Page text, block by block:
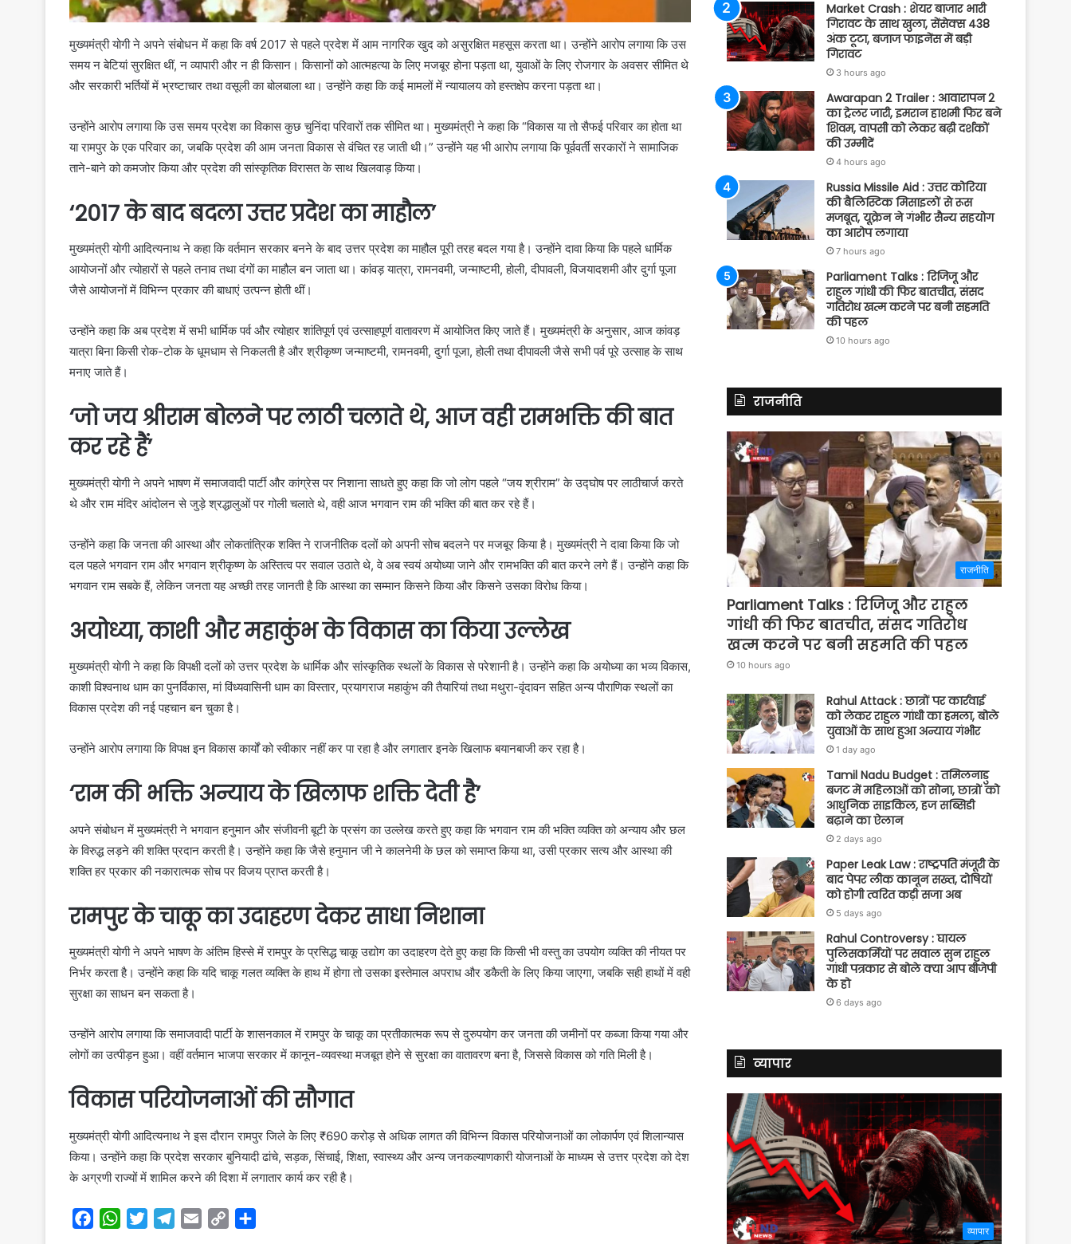
मुख्यमंत्री योगी ने अपने संबोधन में कहा कि वर्ष 2017 से पहले प्रदेश में आम नागरिक खुद को असुरक्षित महसूस करता था। उन्होंने आरोप लगाया कि उस
समय न बेटियां सुरक्षित थीं, न व्यापारी और न ही किसान। किसानों को आत्महत्या के लिए मजबूर होना पड़ता था, युवाओं के लिए रोजगार के अवसर सीमित थे
और सरकारी भर्तियों में भ्रष्टाचार तथा वसूली का बोलबाला था। उन्होंने कहा कि कई मामलों में न्यायालय को हस्तक्षेप करना पड़ता था।
उन्होंने आरोप लगाया कि उस समय प्रदेश का विकास कुछ चुनिंदा परिवारों तक सीमित था। मुख्यमंत्री ने कहा कि “विकास या तो सैफई परिवार का होता था
या रामपुर के एक परिवार का, जबकि प्रदेश की आम जनता विकास से वंचित रह जाती थी।” उन्होंने यह भी आरोप लगाया कि पूर्ववर्ती सरकारों ने सामाजिक
ताने-बाने को कमजोर किया और प्रदेश की सांस्कृतिक विरासत के साथ खिलवाड़ किया।
‘2017 के बाद बदला उत्तर प्रदेश का माहौल’
मुख्यमंत्री योगी आदित्यनाथ ने कहा कि वर्तमान सरकार बनने के बाद उत्तर प्रदेश का माहौल पूरी तरह बदल गया है। उन्होंने दावा किया कि पहले धार्मिक
आयोजनों और त्योहारों से पहले तनाव तथा दंगों का माहौल बन जाता था। कांवड़ यात्रा, रामनवमी, जन्माष्टमी, होली, दीपावली, विजयादशमी और दुर्गा पूजा
जैसे आयोजनों में विभिन्न प्रकार की बाधाएं उत्पन्न होती थीं।
उन्होंने कहा कि अब प्रदेश में सभी धार्मिक पर्व और त्योहार शांतिपूर्ण एवं उत्साहपूर्ण वातावरण में आयोजित किए जाते हैं। मुख्यमंत्री के अनुसार, आज कांवड़
यात्रा बिना किसी रोक-टोक के धूमधाम से निकलती है और श्रीकृष्ण जन्माष्टमी, रामनवमी, दुर्गा पूजा, होली तथा दीपावली जैसे सभी पर्व पूरे उत्साह के साथ
मनाए जाते हैं।
‘जो जय श्रीराम बोलने पर लाठी चलाते थे, आज वही रामभक्ति की बात
कर रहे हैं’
मुख्यमंत्री योगी ने अपने भाषण में समाजवादी पार्टी और कांग्रेस पर निशाना साधते हुए कहा कि जो लोग पहले “जय श्रीराम” के उद्घोष पर लाठीचार्ज करते
थे और राम मंदिर आंदोलन से जुड़े श्रद्धालुओं पर गोली चलाते थे, वही आज भगवान राम की भक्ति की बात कर रहे हैं।
उन्होंने कहा कि जनता की आस्था और लोकतांत्रिक शक्ति ने राजनीतिक दलों को अपनी सोच बदलने पर मजबूर किया है। मुख्यमंत्री ने दावा किया कि जो
दल पहले भगवान राम और भगवान श्रीकृष्ण के अस्तित्व पर सवाल उठाते थे, वे अब स्वयं अयोध्या जाने और रामभक्ति की बात करने लगे हैं। उन्होंने कहा कि
भगवान राम सबके हैं, लेकिन जनता यह अच्छी तरह जानती है कि आस्था का सम्मान किसने किया और किसने उसका विरोध किया।
अयोध्या, काशी और महाकुंभ के विकास का किया उल्लेख
मुख्यमंत्री योगी ने कहा कि विपक्षी दलों को उत्तर प्रदेश के धार्मिक और सांस्कृतिक स्थलों के विकास से परेशानी है। उन्होंने कहा कि अयोध्या का भव्य विकास,
काशी विश्वनाथ धाम का पुनर्विकास, मां विंध्यवासिनी धाम का विस्तार, प्रयागराज महाकुंभ की तैयारियां तथा मथुरा-वृंदावन सहित अन्य पौराणिक स्थलों का
विकास प्रदेश की नई पहचान बन चुका है।
उन्होंने आरोप लगाया कि विपक्ष इन विकास कार्यों को स्वीकार नहीं कर पा रहा है और लगातार इनके खिलाफ बयानबाजी कर रहा है।
‘राम की भक्ति अन्याय के खिलाफ शक्ति देती है’
अपने संबोधन में मुख्यमंत्री ने भगवान हनुमान और संजीवनी बूटी के प्रसंग का उल्लेख करते हुए कहा कि भगवान राम की भक्ति व्यक्ति को अन्याय और छल
के विरुद्ध लड़ने की शक्ति प्रदान करती है। उन्होंने कहा कि जैसे हनुमान जी ने कालनेमी के छल को समाप्त किया था, उसी प्रकार सत्य और आस्था की
शक्ति हर प्रकार की नकारात्मक सोच पर विजय प्राप्त करती है।
रामपुर के चाकू का उदाहरण देकर साधा निशाना
मुख्यमंत्री योगी ने अपने भाषण के अंतिम हिस्से में रामपुर के प्रसिद्ध चाकू उद्योग का उदाहरण देते हुए कहा कि किसी भी वस्तु का उपयोग व्यक्ति की नीयत पर
निर्भर करता है। उन्होंने कहा कि यदि चाकू गलत व्यक्ति के हाथ में होगा तो उसका इस्तेमाल अपराध और डकैती के लिए किया जाएगा, जबकि सही हाथों में वही
सुरक्षा का साधन बन सकता है।
उन्होंने आरोप लगाया कि समाजवादी पार्टी के शासनकाल में रामपुर के चाकू का प्रतीकात्मक रूप से दुरुपयोग कर जनता की जमीनों पर कब्जा किया गया और
लोगों का उत्पीड़न हुआ। वहीं वर्तमान भाजपा सरकार में कानून-व्यवस्था मजबूत होने से सुरक्षा का वातावरण बना है, जिससे विकास को गति मिली है।
विकास परियोजनाओं की सौगात
मुख्यमंत्री योगी आदित्यनाथ ने इस दौरान रामपुर जिले के लिए ₹690 करोड़ से अधिक लागत की विभिन्न विकास परियोजनाओं का लोकार्पण एवं शिलान्यास
किया। उन्होंने कहा कि प्रदेश सरकार बुनियादी ढांचे, सड़क, सिंचाई, शिक्षा, स्वास्थ्य और अन्य जनकल्याणकारी योजनाओं के माध्यम से उत्तर प्रदेश को देश
के अग्रणी राज्यों में शामिल करने की दिशा में लगातार कार्य कर रही है।
W
Market Crash : शेयर बाजार भारी
गिरावट के साथ खुला, सेंसेक्स 438
अंक टूटा, बजाज फाइनेंस में बड़ी
गिरावट
3 hours ago
Awarapan 2 Trailer : आवारापन 2
का ट्रेलर जारी, इमरान हाशमी फिर बने
शिवम, वापसी को लेकर बढ़ी दर्शकों
की उम्मीदें
4 hours ago
Russia Missile Aid : उत्तर कोरिया
की बैलिस्टिक मिसाइलों से रूस
मजबूत, यूक्रेन ने गंभीर सैन्य सहयोग
का आरोप लगाया
7 hours ago
Parliament Talks : रिजिजू और
राहुल गांधी की फिर बातचीत, संसद
गतिरोध खत्म करने पर बनी सहमति
की पहल
10 hours ago
राजनीति
राजनीति
Parliament Talks : रिजिजू और राहुल
गांधी की फिर बातचीत, संसद गतिरोध
खत्म करने पर बनी सहमति की पहल
10 hours ago
Rahul Attack : छात्रों पर कार्रवाई
को लेकर राहुल गांधी का हमला, बोले
युवाओं के साथ हुआ अन्याय गंभीर
1 day ago
Tamil Nadu Budget : तमिलनाडु
बजट में महिलाओं को सोना, छात्रों को
आधुनिक साइकिल, हज सब्सिडी
बढ़ाने का ऐलान
2 days ago
Paper Leak Law : राष्ट्रपति मंजूरी के
बाद पेपर लीक कानून सख्त, दोषियों
को होगी त्वरित कड़ी सजा अब
5 days ago
Rahul Controversy : घायल
पुलिसकर्मियों पर सवाल सुन राहुल
गांधी पत्रकार से बोले क्या आप बीजेपी
के हो
6 days ago
व्यापार
व्यापार